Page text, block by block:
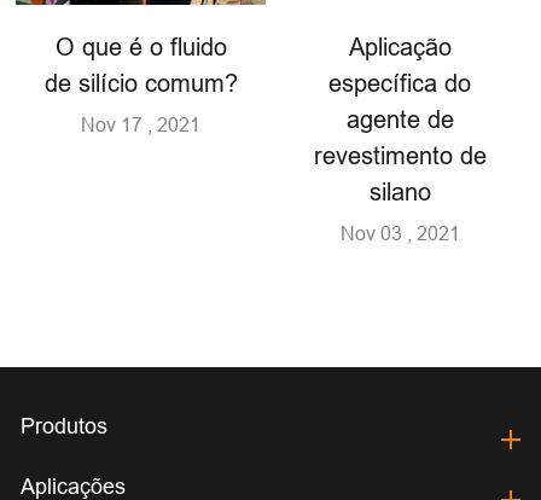
O que é o fluido
de silício comum?
Nov 17 , 2021
Aplicação
específica do
agente de
revestimento de
silano
Nov 03 , 2021
Produtos
Aplicações